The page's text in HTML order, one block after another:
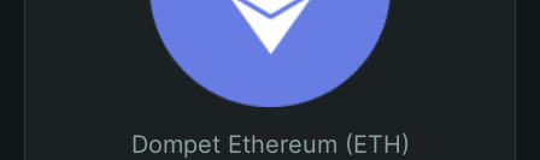
Dompet Ethereum (ETH)